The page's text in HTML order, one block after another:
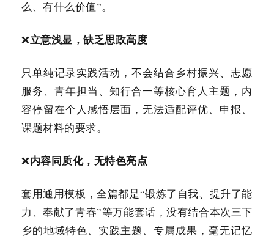
么、有什么价值”。
❌立意浅显，缺乏思政高度
只单纯记录实践活动，不会结合乡村振兴、志愿
服务、青年担当、知行合一等核心育人主题，内
容停留在个人感悟层面，无法适配评优、申报、
课题材料的要求。
❌内容同质化，无特色亮点
套用通用模板，全篇都是“锻炼了自我、提升了能
力、奉献了青春”等万能套话，没有结合本次三下
乡的地域特色、实践主题、专属成果，毫无记忆